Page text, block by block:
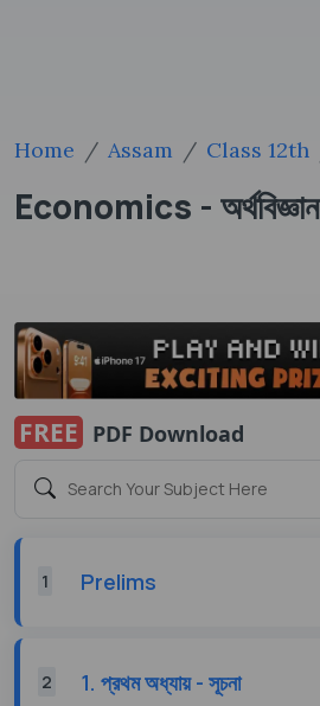
Home Assam Class 12th
Economics - অর্থবিজ্ঞান
FREE PDF Download
1 Prelims
2 1. প্রথম অধ্যায় - সূচনা